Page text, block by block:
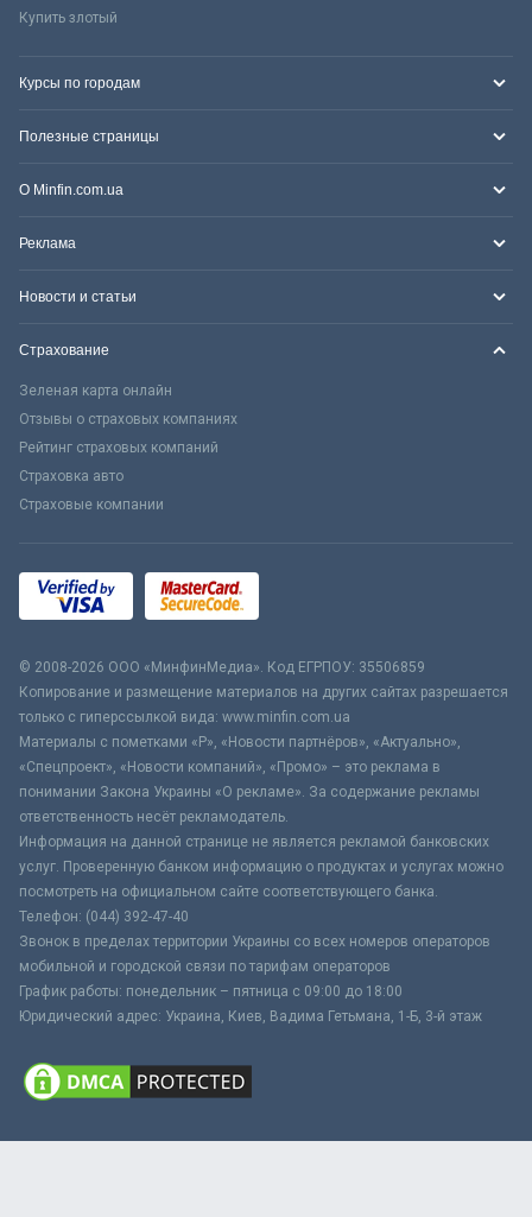
Купить злотый
Курсы по городам
Полезные страницы
О Minfin.com.ua
Реклама
Новости и статьи
Страхование
Зеленая карта онлайн
Отзывы о страховых компаниях
Рейтинг страховых компаний
Страховка авто
Страховые компании
© 2008-2026 ООО «МинфинМедиа». Код ЕГРПОУ: 35506859
Копирование и размещение материалов на других сайтах разрешается
только с гиперссылкой вида: www.minfin.com.ua
Материалы с пометками «Р», «Новости партнёров», «Актуально»,
«Спецпроект», «Новости компаний», «Промо» – это реклама в
понимании Закона Украины «О рекламе». За содержание рекламы
ответственность несёт рекламодатель.
Информация на данной странице не является рекламой банковских
услуг. Проверенную банком информацию о продуктах и услугах можно
посмотреть на официальном сайте соответствующего банка.
Телефон: (044) 392-47-40
Звонок в пределах территории Украины со всех номеров операторов
мобильной и городской связи по тарифам операторов
График работы: понедельник – пятница с 09:00 до 18:00
Юридический адрес: Украина, Киев, Вадима Гетьмана, 1-Б, 3-й этаж